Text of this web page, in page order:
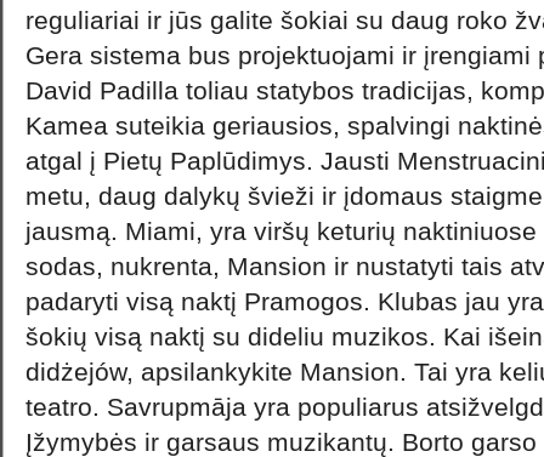
reguliariai ir jūs galite šokiai su daug roko
Gera sistema bus projektuojami ir įrengiami
David Padilla toliau statybos tradicijas,
Kamea suteikia geriausios, spalvingi
atgal į Pietų Paplūdimys. Jausti
metu, daug dalykų švieži ir įdomaus
jausmą. Miami, yra viršų keturių
sodas, nukrenta, Mansion ir nustatyti tais
padaryti visą naktį Pramogos. Klubas jau
šokių visą naktį su dideliu muzikos. Kai
didżejów, apsilankykite Mansion. Tai yra
teatro. Savrupmāja yra populiarus
Įžymybės ir garsaus muzikantų. Borto